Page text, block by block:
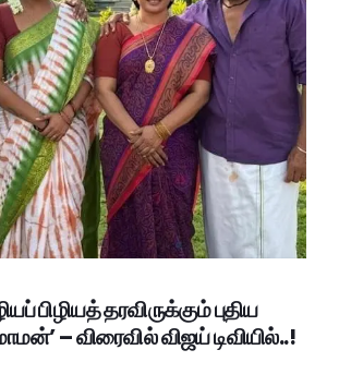
பிழியத் தரவிருக்கும் புதிய
– விரைவில் விஜய் டிவியில்..!